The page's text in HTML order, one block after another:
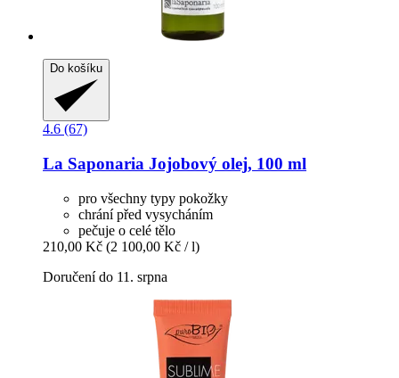
Do košíku
4.6 (67)
La Saponaria Jojobový olej, 100 ml
pro všechny typy pokožky
chrání před vysycháním
pečuje o celé tělo
210,00 Kč (2 100,00 Kč / l)
Doručení do 11. srpna